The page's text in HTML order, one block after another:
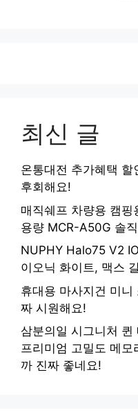
최신 글
온통대전 추가혜택 할
후회해요!
매직쉐프 차량용 캠
용량 MCR-A50G 솔
NUPHY Halo75 V2
이오닉 화이트, 맥스
휴대용 마사지건 미
짜 시원해요!
삼분의일 시그니처 퀸
프리미엄 고밀도 메모
까 진짜 좋네요!